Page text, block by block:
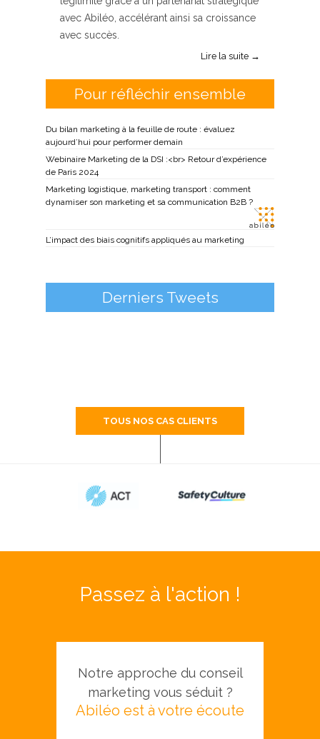
avec Abiléo, accélérant ainsi sa croissance
avec succès.
Lire la suite →
Pour réfléchir ensemble
Du bilan marketing à la feuille de route : évaluez
aujourd’hui pour performer demain
Webinaire Marketing de la DSI :<br> Retour d’expérience
de Paris 2024
Marketing logistique, marketing transport : comment
dynamiser son marketing et sa communication B2B ?
L’impact des biais cognitifs appliqués au marketing
Derniers Tweets
TOUS NOS CAS CLIENTS
Passez à l'action !
Notre approche du conseil
marketing vous séduit ?
Abiléo est à votre écoute